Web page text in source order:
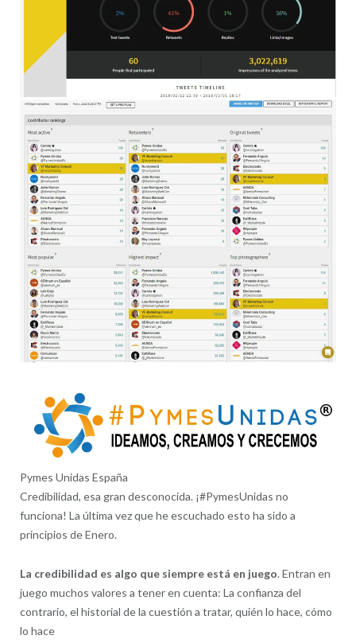
Pymes Unidas España
Credibilidad, esa gran desconocida. ¡#PymesUnidas no
funciona! La última vez que he escuchado esto ha sido a
principios de Enero.
La credibilidad es algo que siempre está en juego. Entran en
juego muchos valores a tener en cuenta: La confianza del
contrario, el historial de la cuestión a tratar, quién lo hace, cómo
lo hace